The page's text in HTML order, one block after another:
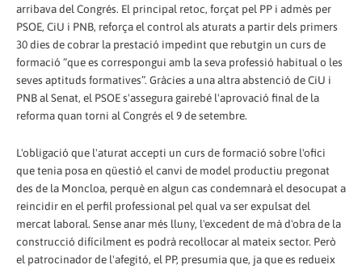
arribava del Congrés. El principal retoc, forçat pel PP i admès per
PSOE, CiU i PNB, reforça el control als aturats a partir dels primers
30 dies de cobrar la prestació impedint que rebutgin un curs de
formació “que es correspongui amb la seva professió habitual o les
seves aptituds formatives”. Gràcies a una altra abstenció de CiU i
PNB al Senat, el PSOE s'assegura gairebé l'aprovació final de la
reforma quan torni al Congrés el 9 de setembre.
L'obligació que l'aturat accepti un curs de formació sobre l'ofici
que tenia posa en qüestió el canvi de model productiu pregonat
des de la Moncloa, perquè en algun cas condemnarà el desocupat a
reincidir en el perfil professional pel qual va ser expulsat del
mercat laboral. Sense anar més lluny, l'excedent de mà d'obra de la
construcció difícilment es podrà recol·locar al mateix sector. Però
el patrocinador de l'afegitó, el PP, presumia que, ja que es redueix